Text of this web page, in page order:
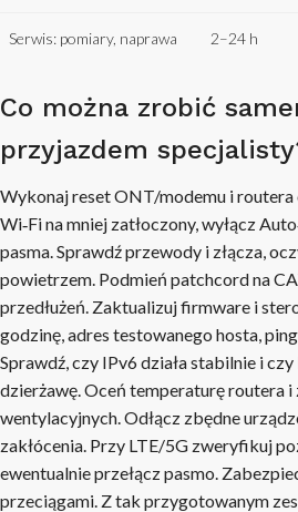
Serwis: pomiary, naprawa 2–24 h
Co można zrobić
przyjazdem
Wykonaj reset ONT/modemu i routera
Wi‑Fi na mniej zatłoczony, wyłącz
pasma. Sprawdź przewody i złącza,
powietrzem. Podmień patchcord na
przedłużeń. Zaktualizuj firmware i
godzinę, adres testowanego hosta,
Sprawdź, czy IPv6 działa stabilnie i
dzierżawę. Oceń temperaturę routera
wentylacyjnych. Odłącz zbędne
zakłócenia. Przy LTE/5G zweryfikuj
ewentualnie przełącz pasmo.
przeciągami. Z tak przygotowanym